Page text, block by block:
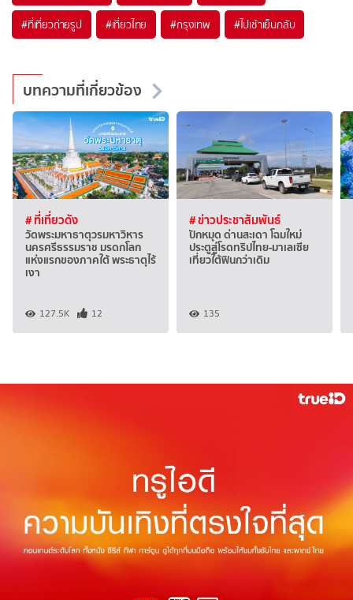
#ที่เที่ยวถ่ายรูป #เที่ยวไทย #กรุงเทพ #ไปเช้าเย็นกลับ
บทความที่เกี่ยวข้อง
# ที่เที่ยวดัง
วัดพระมหาธาตุวรมหาวิหาร
นครศรีธรรมราช มรดกโลก
แห่งแรกของภาคใต้ พระธาตุไร้
เงา
127.5K 12
# ข่าวประชาสัมพันธ์
ปักหมุด ด่านสะเดา โฉมใหม่
ประตูสู่โรดทริปไทย-มาเลเซีย
เที่ยวใต้ฟินกว่าเดิม
135